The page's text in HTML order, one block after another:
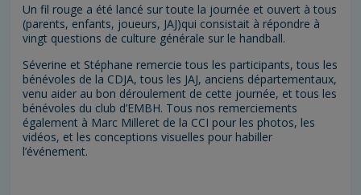
Un fil rouge a été lancé sur toute la journée et ouvert à tous
(parents, enfants, joueurs, JAJ)qui consistait à répondre à
vingt questions de culture générale sur le handball.
Séverine et Stéphane remercie tous les participants, tous les
bénévoles de la CDJA, tous les JAJ, anciens départementaux,
venu aider au bon déroulement de cette journée, et tous les
bénévoles du club d’EMBH. Tous nos remerciements
également à Marc Milleret de la CCI pour les photos, les
vidéos, et les conceptions visuelles pour habiller
l’événement.